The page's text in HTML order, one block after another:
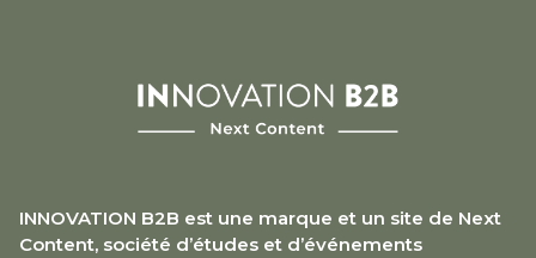
INNOVATION B2B est une marque et un site de Next
Content, société d’études et d’événements